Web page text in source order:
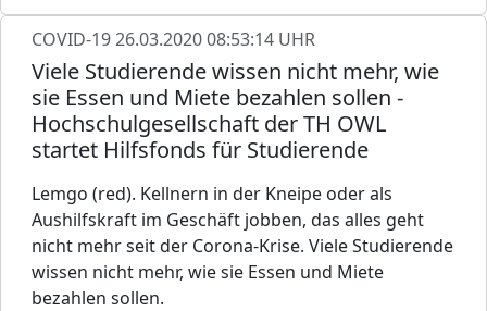
COVID-1926.03.2020 08:53:14 UHR
Viele Studierende wissen nicht mehr, wie
sie Essen und Miete bezahlen sollen -
Hochschulgesellschaft der TH OWL
startet Hilfsfonds für Studierende
Lemgo (red). Kellnern in der Kneipe oder als
Aushilfskraft im Geschäft jobben, das alles geht
nicht mehr seit der Corona-Krise. Viele Studierende
wissen nicht mehr, wie sie Essen und Miete
bezahlen sollen.